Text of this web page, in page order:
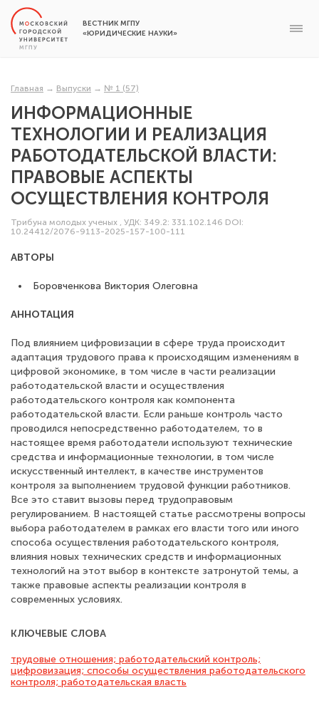
ВЕСТНИК МГПУ
«ЮРИДИЧЕСКИЕ НАУКИ»
Главная → Выпуски → № 1 (57)
ИНФОРМАЦИОННЫЕ
ТЕХНОЛОГИИ И РЕАЛИЗАЦИЯ
РАБОТОДАТЕЛЬСКОЙ ВЛАСТИ:
ПРАВОВЫЕ АСПЕКТЫ
ОСУЩЕСТВЛЕНИЯ КОНТРОЛЯ
Трибуна молодых ученых , УДК: 349.2: 331.102.146 DOI:
10.24412/2076-9113-2025-157-100-111
АВТОРЫ
Боровченкова Виктория Олеговна
АННОТАЦИЯ
Под влиянием цифровизации в сфере труда происходит
адаптация трудового права к происходящим изменениям в
цифровой экономике, в том числе в части реализации
работодательской власти и осуществления
работодательского контроля как компонента
работодательской власти. Если раньше контроль часто
проводился непосредственно работодателем, то в
настоящее время работодатели используют технические
средства и информационные технологии, в том числе
искусственный интеллект, в качестве инструментов
контроля за выполнением трудовой функции работников.
Все это ставит вызовы перед трудоправовым
регулированием. В настоящей статье рассмотрены вопросы
выбора работодателем в рамках его власти того или иного
способа осуществления работодательского контроля,
влияния новых технических средств и информационных
технологий на этот выбор в контексте затронутой темы, а
также правовые аспекты реализации контроля в
современных условиях.
КЛЮЧЕВЫЕ СЛОВА
трудовые отношения; работодательский контроль;
цифровизация; способы осуществления работодательского
контроля; работодательская власть